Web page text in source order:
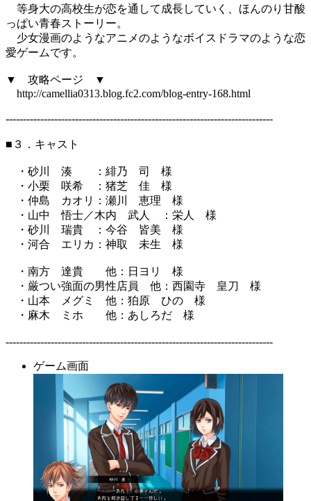
等身大の高校生が恋を通して成長していく、ほんのり甘酸
っぱい青春ストーリー。
少女漫画のようなアニメのようなボイスドラマのような恋
愛ゲームです。
▼ 攻略ページ ▼
http://camellia0313.blog.fc2.com/blog-entry-168.html
-----------------------------------------------------------------------------
■３．キャスト
・砂川 湊 ：緋乃 司 様
・小栗 咲希 ：猪芝 佳 様
・仲島 カオリ：瀬川 恵理 様
・山中 悟士／木内 武人 ：栄人 様
・砂川 瑞貴 ：今谷 皆美 様
・河合 エリカ：神取 未生 様
・南方 達貴 他：日ヨリ 様
・厳つい強面の男性店員 他：西園寺 皇刀 様
・山本 メグミ 他：狛原 ひの 様
・麻木 ミホ 他：あしろだ 様
-----------------------------------------------------------------------------
ゲーム画面